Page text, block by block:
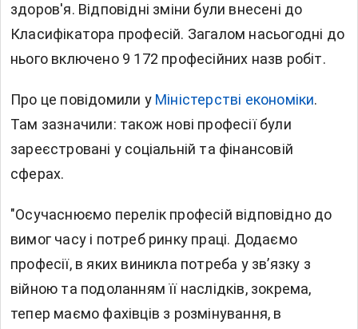
здоров'я. Відповідні зміни були внесені до
Класифікатора професій. Загалом насьогодні до
нього включено 9 172 професійних назв робіт.
Про це повідомили у Міністерстві економіки.
Там зазначили: також нові професії були
зареєстровані у соціальній та фінансовій
сферах.
"Осучаснюємо перелік професій відповідно до
вимог часу і потреб ринку праці. Додаємо
професії, в яких виникла потреба у зв’язку з
війною та подоланням її наслідків, зокрема,
тепер маємо фахівців з розмінування, в